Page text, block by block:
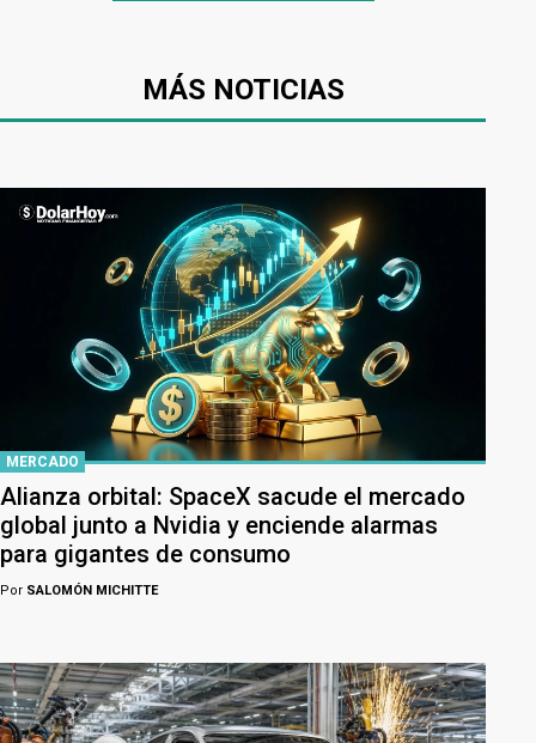
MÁS NOTICIAS
MERCADO
Alianza orbital: SpaceX sacude el mercado
global junto a Nvidia y enciende alarmas
para gigantes de consumo
Por SALOMÓN MICHITTE